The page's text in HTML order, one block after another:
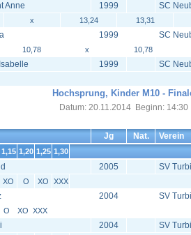
Anne 1999 SC
x 13,24 13,31
1999 SC
10,78 x 10,78
1999 SC
Hochsprung, Kinder M10 -
Datum: 20.11.2014 Beginn: 14:30
Jg Nat. Verein
1,15 1,20 1,25 1,30
2005 SV
XO O XO XXX
2004 SV
O XO XXX
2004 SV